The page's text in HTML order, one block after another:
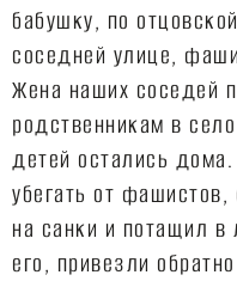
бабушку, по
соседней улице,
Жена наших соседей
родственникам в
детей остались
убегать от
на санки и потащил в
его, привезли